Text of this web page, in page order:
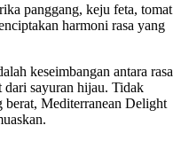
panggang, keju feta, tomat
harmoni rasa yang
keseimbangan antara rasa
dari sayuran hijau. Tidak
berat, Mediterranean Delight